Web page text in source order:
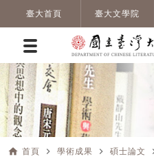
臺大首頁 臺大文學院
home 首頁 navigate_next 學術成果 navigate_next 碩士論文